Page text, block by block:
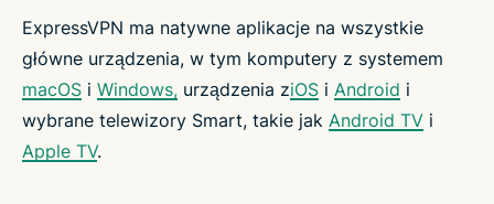
ExpressVPN ma natywne aplikacje na wszystkie
główne urządzenia, w tym komputery z systemem
macOS i Windows, urządzenia ziOS i Android i
wybrane telewizory Smart, takie jak Android TV i
Apple TV.